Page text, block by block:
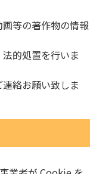
等の著作物の情報
的処置を行いま
連絡お願い致しま